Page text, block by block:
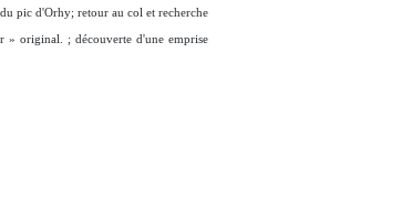
pic d'Orhy; retour au col et recherche
» original. ; découverte d'une emprise